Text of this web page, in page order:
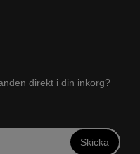
direkt i din inkorg?
Skicka